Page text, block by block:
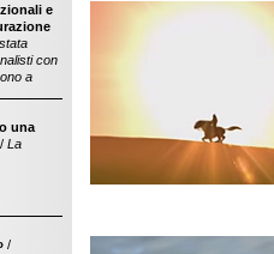
e
con
a
sostegno dell'operazione militare
una
La
/